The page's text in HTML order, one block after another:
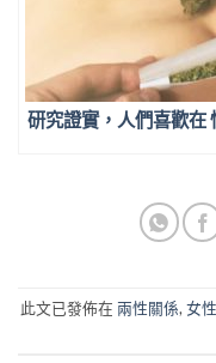
研究證實，人們喜歡在
此文已發佈在 兩性關係, 女